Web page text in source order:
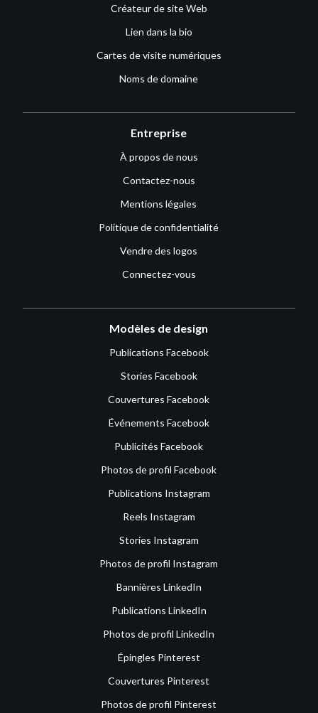
Créateur de site Web
Lien dans la bio
Cartes de visite numériques
Noms de domaine
Entreprise
À propos de nous
Contactez-nous
Mentions légales
Politique de confidentialité
Vendre des logos
Connectez-vous
Modèles de design
Publications Facebook
Stories Facebook
Couvertures Facebook
Événements Facebook
Publicités Facebook
Photos de profil Facebook
Publications Instagram
Reels Instagram
Stories Instagram
Photos de profil Instagram
Bannières LinkedIn
Publications LinkedIn
Photos de profil LinkedIn
Épingles Pinterest
Couvertures Pinterest
Photos de profil Pinterest